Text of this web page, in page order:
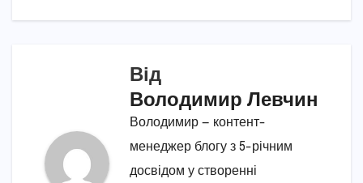
Від
Володимир Левчин
Володимир — контент-
менеджер блогу з 5-річним
досвідом у створенні